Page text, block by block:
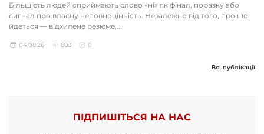
Більшість людей сприймають слово «ні» як фінал, поразку або
сигнал про власну неповноцінність. Незалежно від того, про що
йдеться — відхилене резюме,...
04.08.26 803 0
Всі публікації
ПІДПИШІТЬСЯ НА НАС